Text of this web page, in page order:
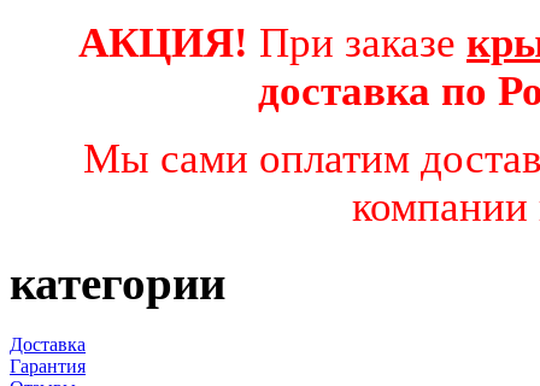
АКЦИЯ! При заказе
доставка по
Мы сами оплатим
компании
категории
Доставка
Гарантия